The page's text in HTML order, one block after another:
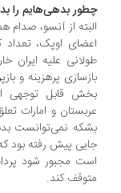
بدهی‌هایم را بدهم؟
از آنسو، صدام هم به
اوپک، تعداد کمی
علیه ایران خارج و
قابل توجهی از
نمی‌توانست
مجبور شود پرداخت
کند.